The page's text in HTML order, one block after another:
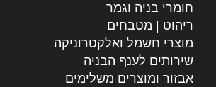
חומרי בניה וגמר
ריהוט | מטבחים
מוצרי חשמל ואלקטרוניקה
שירותים לענף הבניה
אבזור ומוצרים משלימים